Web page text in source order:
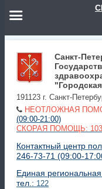
Санкт-
191123 г. Санкт-
НЕОТЛОЖНАЯ
(09:00-21:00)
СКОРАЯ ПОМОЩЬ: 103
Контактный центр
246-73-71 (09:00-
Единая
тел.: 122